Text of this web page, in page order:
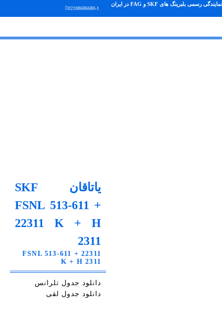
نمایندگی رسمی بلبرینگ های SKF و FAG در ایران
02188686680-1
یاتاقان SKF
FSNL 513-611 +
22311 K + H
2311
FSNL 513-611 + 22311
K + H 2311
دانلود جدول تلرانس
دانلود جدول لقی